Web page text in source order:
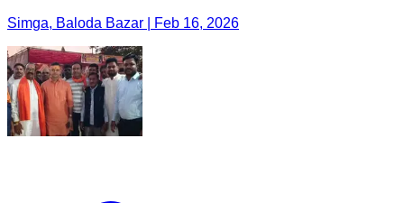
Simga, Baloda Bazar | Feb 16, 2026